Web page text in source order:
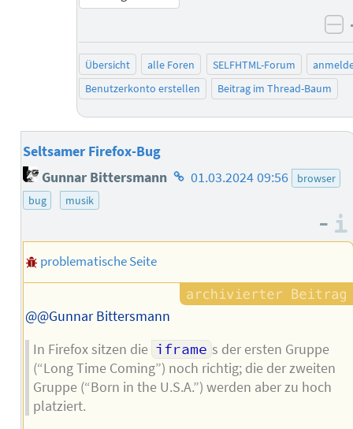
Übersicht alle Foren SELFHTML-Forum
Benutzerkonto erstellen
Beitrag im Thread-Baum
Seltsamer Firefox-Bug
Gunnar Bittersmann Homepage
01.03.2024 09:56
browser
bug
musik
–
problematische Seite
@@Gunnar Bittersmann
In Firefox sitzen die iframe s der ersten Gruppe
(“Long Time Coming”) noch richtig; die der zweiten
Gruppe (“Born in the U.S.A.”) werden aber zu hoch
platziert.